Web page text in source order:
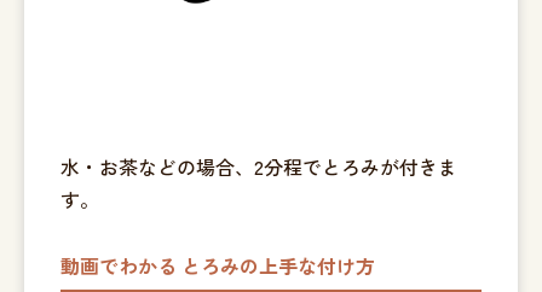
水・お茶などの場合、2分程でとろみが付きま
す。
動画でわかる とろみの上手な付け方